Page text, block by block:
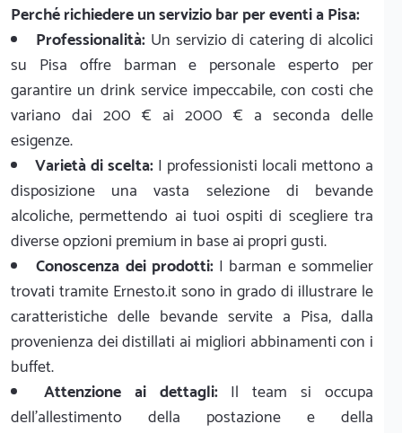
Perché richiedere un servizio bar per eventi a Pisa:
Professionalità:Un servizio di catering di alcolici
su Pisa offre barman e personale esperto per
garantire un drink service impeccabile, con costi che
variano dai 200 € ai 2000 € a seconda delle
esigenze.
Varietà di scelta: I professionisti locali mettono a
disposizione una vasta selezione di bevande
alcoliche, permettendo ai tuoi ospiti di scegliere tra
diverse opzioni premium in base ai propri gusti.
Conoscenza dei prodotti:I barman e sommelier
trovati tramite Ernesto.it sono in grado di illustrare le
caratteristiche delle bevande servite a Pisa, dalla
provenienza dei distillati ai migliori abbinamenti con i
buffet.
Attenzione ai dettagli:Il team si occupa
dell'allestimento della postazione e della